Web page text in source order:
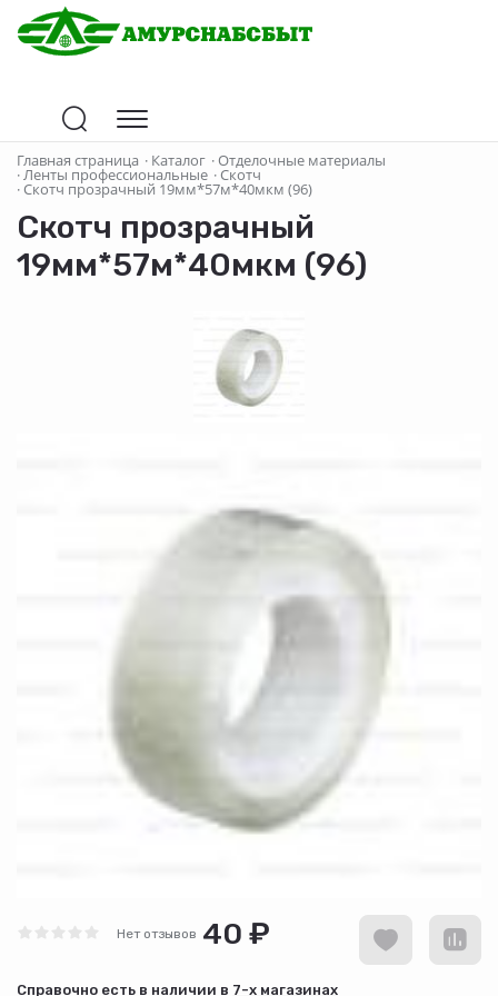
Главная страница · Каталог ·Отделочные материалы
·Ленты профессиональные ·Скотч
·Скотч прозрачный 19мм*57м*40мкм (96)
Скотч прозрачный
19мм*57м*40мкм (96)
Нет отзывов 40 ₽
Cправочно есть в наличии в 7-х магазинах